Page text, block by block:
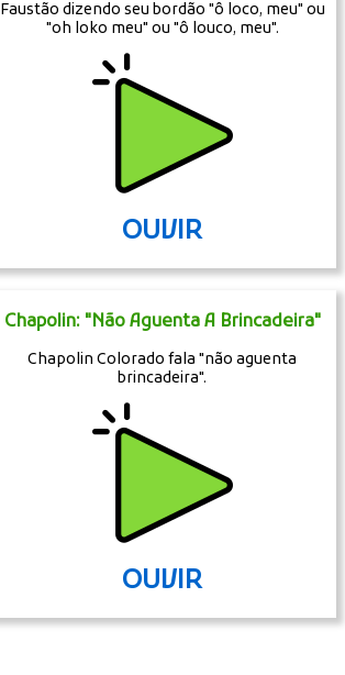
Faustão dizendo seu bordão "ô loco, meu" ou
"oh loko meu" ou "ô louco, meu".
OUVIR
Chapolin: "Não Aguenta A Brincadeira"
Chapolin Colorado fala "não aguenta
brincadeira".
OUVIR